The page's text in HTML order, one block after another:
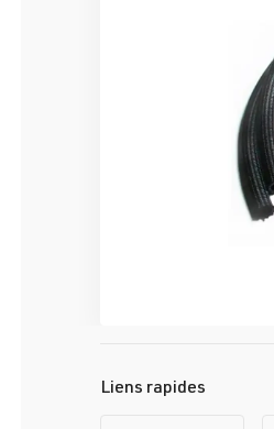
Liens rapides